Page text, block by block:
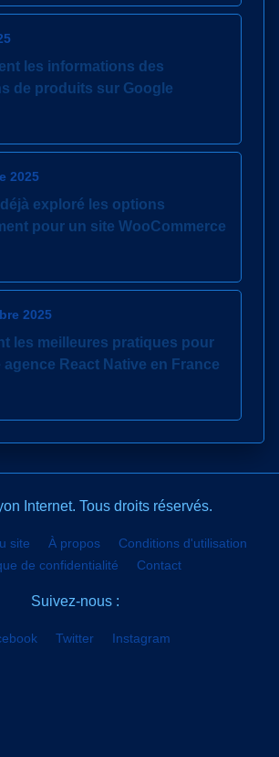
les informations des
de produits sur Google
2025
exploré les options
pour un site WooCommerce
2025
les meilleures pratiques pour
React Native en France
Internet. Tous droits réservés.
site À propos
Conditions d'utilisation
de confidentialité
Contact
Suivez-nous :
Twitter Instagram